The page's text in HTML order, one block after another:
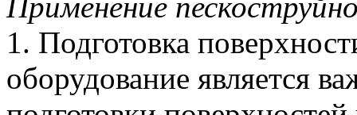
1. Подготовка
оборудование является